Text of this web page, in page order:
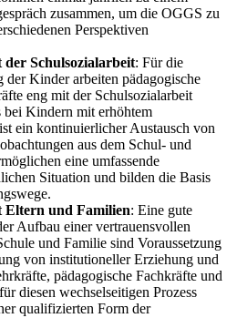
zusammen, um die OGGS zu
Perspektiven
Schulsozialarbeit: Für die
Kinder arbeiten pädagogische
eng mit der Schulsozialarbeit
bei Kindern mit erhöhtem
ein kontinuierlicher Austausch von
aus dem Schul- und
eine umfassende
Situation und bilden die Basis
Eltern und Familien: Eine gute
Aufbau einer vertrauensvollen
und Familie sind Voraussetzung
von institutioneller Erziehung und
pädagogische Fachkräfte und
diesen wechselseitigen Prozess
qualifizierten Form der